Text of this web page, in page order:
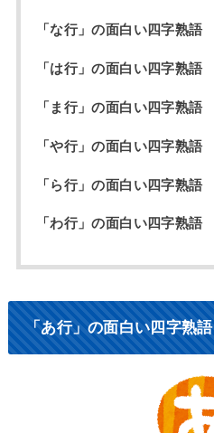
「な行」の面白い四字熟語
「は行」の面白い四字熟語
「ま行」の面白い四字熟語
「や行」の面白い四字熟語
「ら行」の面白い四字熟語
「わ行」の面白い四字熟語
「あ行」の面白い四字熟語